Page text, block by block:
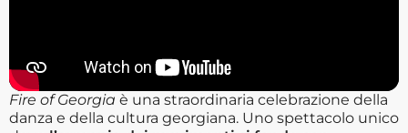
Fire of Georgia è una straordinaria celebrazione della
danza e della cultura georgiana. Uno spettacolo unico